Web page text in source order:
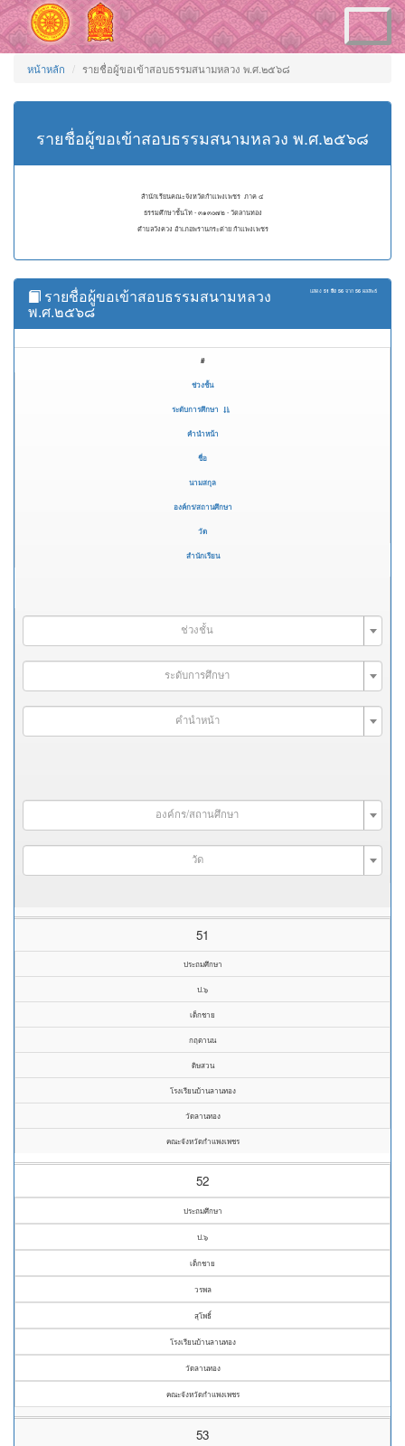
Toggle
navigation
หน้าหลัก รายชื่อผู้ขอเข้าสอบธรรมสนามหลวง พ.ศ.๒๕๖๘
รายชื่อผู้ขอเข้าสอบธรรมสนามหลวง พ.ศ.๒๕๖๘
สำนักเรียนคณะจังหวัดกำแพงเพชร ภาค ๔
ธรรมศึกษาชั้นโท - ๓๑๓๐๗๒ - วัดลานทอง
ตำบลวังควง อำเภอพรานกระต่าย กำแพงเพชร
แสดง 51 ถึง 56 จาก 56 ผลลัพธ์
รายชื่อผู้ขอเข้าสอบธรรมสนามหลวง
พ.ศ.๒๕๖๘
#
ช่วงชั้น
ระดับการศึกษา
คำนำหน้า
ชื่อ
นามสกุล
องค์กร/สถานศึกษา
วัด
สำนักเรียน
ช่วงชั้น
ระดับการศึกษา
คำนำหน้า
องค์กร/สถานศึกษา
วัด
51
ประถมศึกษา
ป.๖
เด็กชาย
กฤตานน
ดิษสวน
โรงเรียนบ้านลานทอง
วัดลานทอง
คณะจังหวัดกำแพงเพชร
52
ประถมศึกษา
ป.๖
เด็กชาย
วรพล
สุโพธิ์
โรงเรียนบ้านลานทอง
วัดลานทอง
คณะจังหวัดกำแพงเพชร
53